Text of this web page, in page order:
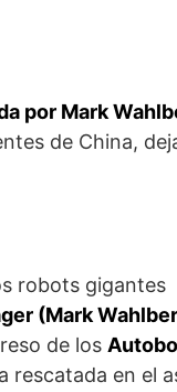
por Mark
de China,
robots gigantes
(Mark
de los
rescatada en el